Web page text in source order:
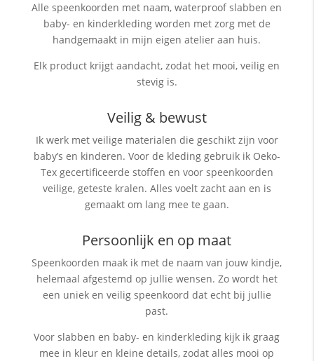
Alle speenkoorden met naam, waterproof slabbenen
baby- en kinderkleding worden met zorg met de
handgemaakt in mijn eigen atelier aan huis.
Elk product krijgt aandacht, zodat het mooi, veilig en
stevig is.
Veilig & bewust
Ik werk met veilige materialen die geschikt zijn voor
baby’s en kinderen. Voor de kleding gebruik ik Oeko-
Tex gecertificeerde stoffen en voor speenkoorden
veilige, geteste kralen. Alles voelt zacht aan en is
gemaakt om lang mee te gaan.
Persoonlijk en op maat
Speenkoorden maak ik met de naam van jouw kindje,
helemaal afgestemd op jullie wensen. Zo wordt het
een uniek en veilig speenkoord dat echt bij jullie
past.
Voor slabben en baby- en kinderkleding kijk ik graag
mee in kleur en kleine details, zodat alles mooi op